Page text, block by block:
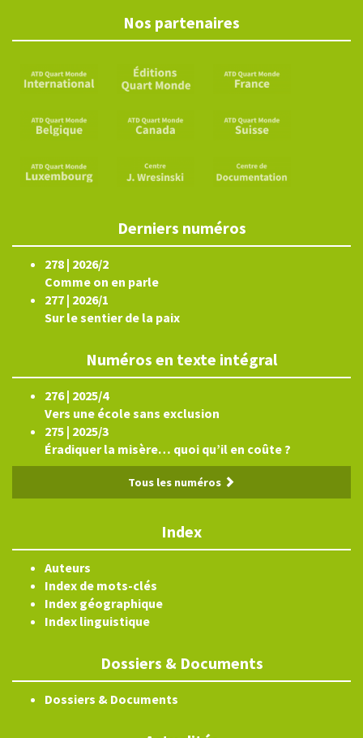
Nos partenaires
Derniers numéros
278 | 2026/2
Comme on en parle
277 | 2026/1
Sur le sentier de la paix
Numéros en texte intégral
276 | 2025/4
Vers une école sans exclusion
275 | 2025/3
Éradiquer la misère… quoi qu’il en coûte ?
Tous les numéros
Index
Auteurs
Index de mots-clés
Index géographique
Index linguistique
Dossiers & Documents
Dossiers & Documents